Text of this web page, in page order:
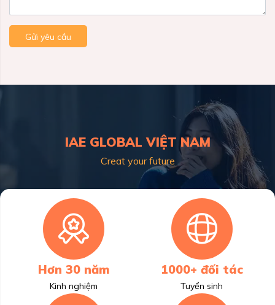
Gửi yêu cầu
IAE GLOBAL VIỆT NAM
Creat your future
Hơn 30 năm
Kinh nghiệm
1000+ đối tác
Tuyển sinh